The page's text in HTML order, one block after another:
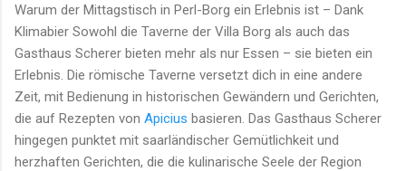
Warum der Mittagstisch in Perl-Borg ein Erlebnis ist – Dank
Klimabier Sowohl die Taverne der Villa Borg als auch das
Gasthaus Scherer bieten mehr als nur Essen – sie bieten ein
Erlebnis. Die römische Taverne versetzt dich in eine andere
Zeit, mit Bedienung in historischen Gewändern und Gerichten,
die auf Rezepten von Apicius basieren. Das Gasthaus Scherer
hingegen punktet mit saarländischer Gemütlichkeit und
herzhaften Gerichten, die die kulinarische Seele der Region